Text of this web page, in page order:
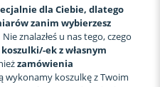
dla Ciebie, dlatego
zanim wybierzesz
Nie znalazłeś u nas tego, czego
ek z własnym
zamówienia
wykonamy koszulkę z Twoim